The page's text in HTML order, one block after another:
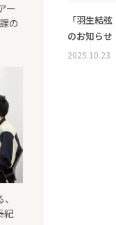
ー
の
紀
「羽生結
のお知らせ
2025.10.23